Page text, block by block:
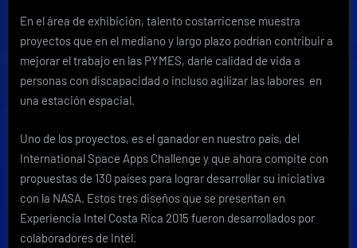
En el área de exhibición, talento costarricense muestra
proyectos que en el mediano y largo plazo podrían contribuir a
mejorar el trabajo en las PYMES, darle calidad de vida a
personas con discapacidad o incluso agilizar las labores en
una estación espacial.
Uno de los proyectos, es el ganador en nuestro país, del
International Space Apps Challenge y que ahora compite con
propuestas de 130 países para lograr desarrollar su iniciativa
con la NASA. Estos tres diseños que se presentan en
Experiencia Intel Costa Rica 2015 fueron desarrollados por
colaboradores de Intel.